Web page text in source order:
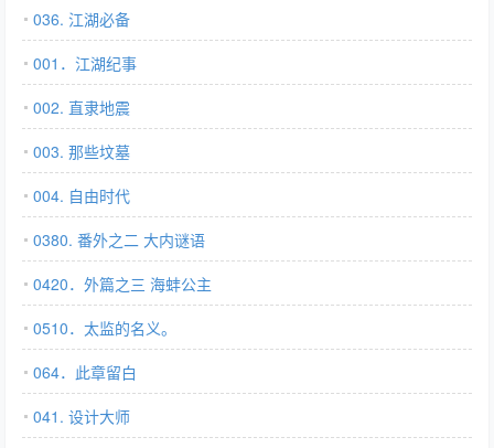
036. 江湖必备
001．江湖纪事
002. 直隶地震
003. 那些坟墓
004. 自由时代
0380. 番外之二 大内谜语
0420．外篇之三 海蚌公主
0510．太监的名义。
064．此章留白
041. 设计大师